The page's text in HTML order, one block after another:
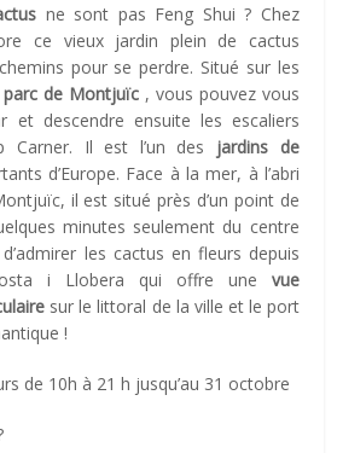
ne sont pas Feng Shui ? Chez
ce vieux jardin plein de cactus
pour se perdre. Situé sur les
parc de Montjuïc , vous pouvez vous
et descendre ensuite les escaliers
Carner. Il est l’un des jardins de
d’Europe. Face à la mer, à l’abri
il est situé près d’un point de
minutes seulement du centre
les cactus en fleurs depuis
i Llobera qui offre une vue
sur le littoral de la ville et le port
!
de 10h à 21 h jusqu’au 31 octobre